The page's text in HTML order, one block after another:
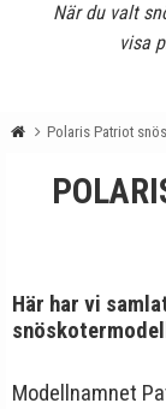
När du valt
visa
Polaris Patriot
Här har vi
Modellnamnet